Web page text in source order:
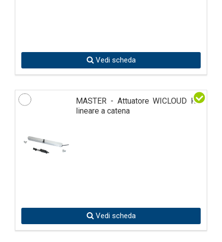
Vedi scheda
MASTER - Attuatore WICLOUD RC
lineare a catena
Vedi scheda